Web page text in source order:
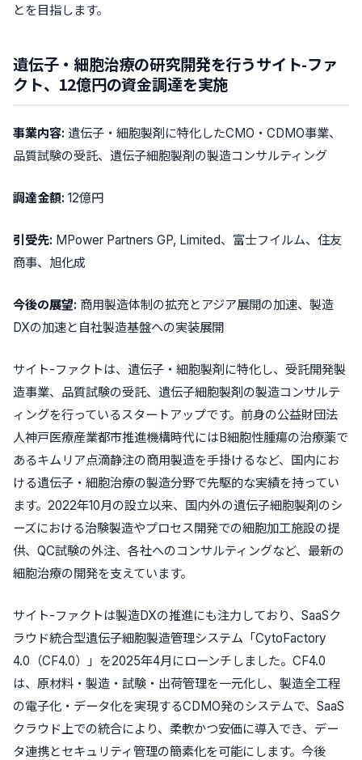
とを目指します。
遺伝子・細胞治療の研究開発を行うサイト-ファ
クト、12億円の資金調達を実施
事業内容: 遺伝子・細胞製剤に特化したCMO・CDMO事業、
品質試験の受託、遺伝子細胞製剤の製造コンサルティング
調達金額: 12億円
引受先: MPower Partners GP, Limited、富士フイルム、住友
商事、旭化成
今後の展望: 商用製造体制の拡充とアジア展開の加速、製造
DXの加速と自社製造基盤への実装展開
サイト-ファクトは、 遺伝子・細胞製剤に特化し、受託開発製
造事業、品質試験の受託、遺伝子細胞製剤の製造コンサルテ
ィングを行っているスタートアップです。前身の公益財団法
人神戸医療産業都市推進機構時代にはB細胞性腫瘍の治療薬で
あるキムリア点滴静注の商用製造を手掛けるなど、 国内にお
ける遺伝子・細胞治療の製造分野で先駆的な実績を持ってい
ます。2022年10月の設立以来、国内外の遺伝子細胞製剤のシ
ーズにおける治験製造やプロセス開発での細胞加工施設の提
供、QC試験の外注、各社へのコンサルティングなど、最新の
細胞治療の開発を支えています。
サイト-ファクトは製造DXの推進にも注力しており、SaaSク
ラウド統合型遺伝子細胞製造管理システム 「CytoFactory
4.0（CF4.0）」 を2025年4月にローンチしました。 CF4.0
は、原材料・製造・試験・出荷管理を一元化し、製造全工程
の電子化・データ化を実現するCDMO発のシステムで、SaaS
クラウド上での統合により、柔軟かつ安価に導入でき、 デー
タ連携とセキュリティ管理の簡素化を可能にします。今後